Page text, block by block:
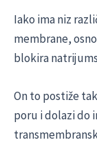
Iako ima niz
membrane,
blokira
On to postiže
poru i dolazi do